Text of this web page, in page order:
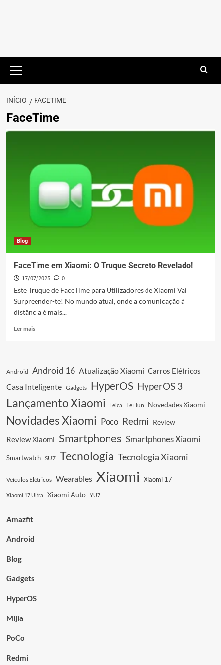
principal
INÍCIO FACETIME
FaceTime
Blog
FaceTime em Xiaomi: O Truque Secreto Revelado!
17/07/2025 0
Este Truque de FaceTime para Utilizadores de Xiaomi Vai
Surpreender-te! No mundo atual, onde a comunicação à
distância é mais...
Ler maisLeia
Xiaomi:
O
Truque
Secreto
Android Android 16 Atualização Xiaomi Carros Elétricos
Casa Inteligente Gadgets HyperOS HyperOS 3
Lançamento Xiaomi Leica Lei Jun Novedades Xiaomi
Novidades Xiaomi Poco Redmi Review
Review Xiaomi Smartphones Smartphones Xiaomi
Smartwatch SU7 Tecnologia Tecnologia Xiaomi
Veículos Elétricos Wearables Xiaomi Xiaomi 17
Xiaomi 17 Ultra Xiaomi Auto YU7
Amazfit
Android
Blog
Gadgets
HyperOS
Mijia
PoCo
Redmi